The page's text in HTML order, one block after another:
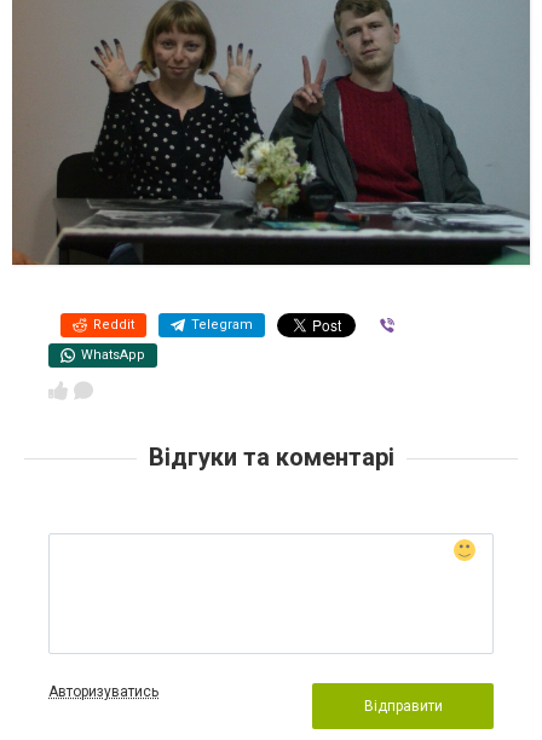
Reddit Telegram
WhatsApp
Відгуки та коментарі
Авторизуватись
Відправити